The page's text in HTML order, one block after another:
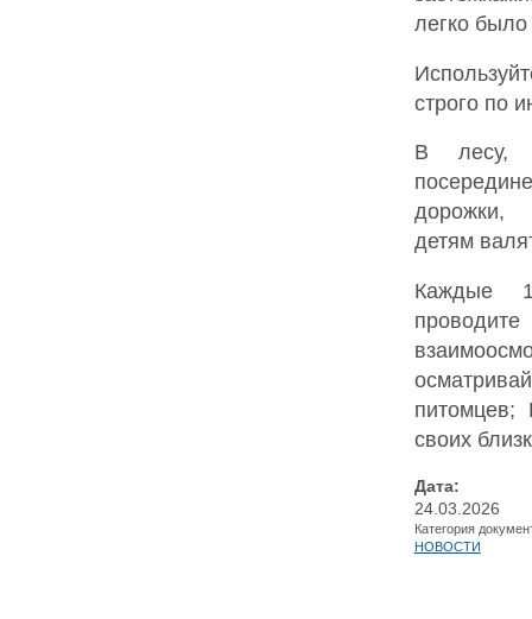
легко было
строго по
В лесу,
дорожки,
детям
Каждые
питомцев;
своих
Дата:
24.03.2026
Категория
НОВОСТИ